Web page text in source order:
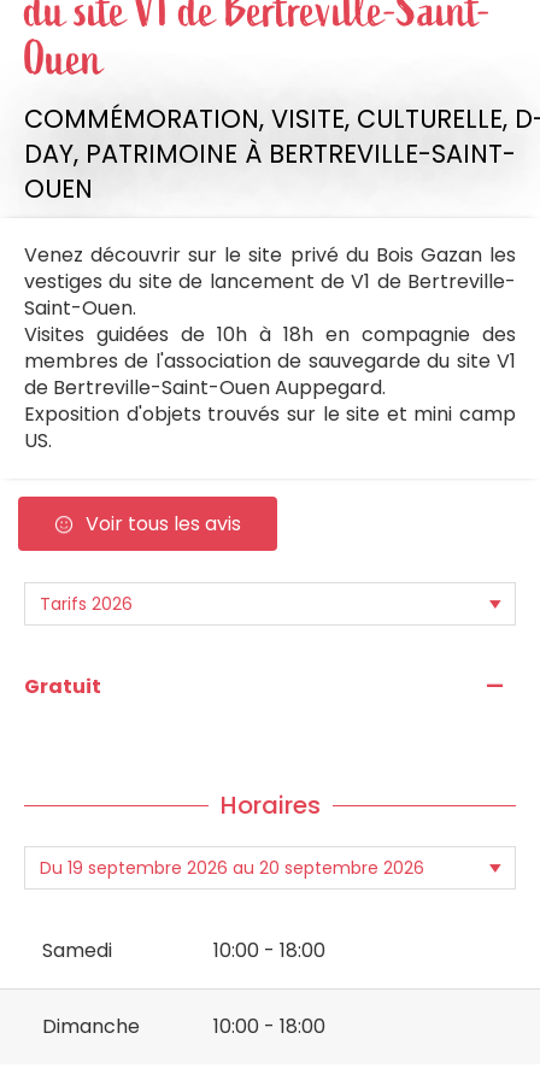
Ouen
COMMÉMORATION, VISITE, CULTURELLE,
DAY, PATRIMOINE À BERTREVILLE-SAINT-
OUEN
Venez découvrir sur le site privé du Bois Gazan les
vestiges du site de lancement de V1 de Bertreville-
Saint-Ouen.
Visites guidées de 10h à 18h en compagnie des
membres de l'association de sauvegarde du site V1
de Bertreville-Saint-Ouen Auppegard.
Exposition d'objets trouvés sur le site et mini camp
US.
Voir tous les avis
Gratuit —
Horaires
Samedi 10:00 - 18:00
Dimanche 10:00 - 18:00